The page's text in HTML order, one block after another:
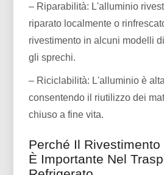
– Riparabilità: L'alluminio
riparato localmente o
rivestimento in alcuni modelli
gli sprechi.
– Riciclabilità: L'alluminio è
consentendo il riutilizzo dei
chiuso a fine vita.
Perché Il
È Importante Nel